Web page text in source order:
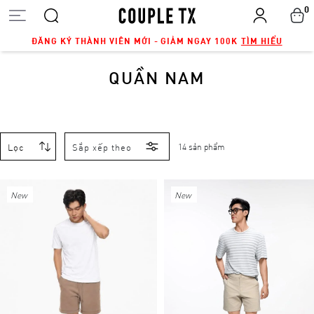
ĐĂNG KÝ THÀNH VIÊN MỚI - GIẢM NGAY 100K TÌM HIỂU
0
QUẦN NAM
Lọc Sắp xếp theo 14 sản phẩm
New New